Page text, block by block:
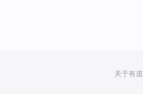
关于有道